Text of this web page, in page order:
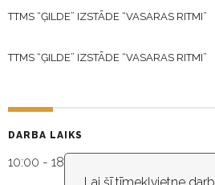
Lai šī tīmekļvietne
TTMS “ĢILDE” IZSTĀDE “VASARAS RITMI”
TTMS “ĢILDE” IZSTĀDE “VASARAS RITMI”
DARBA LAIKS
10:00 - 18:30